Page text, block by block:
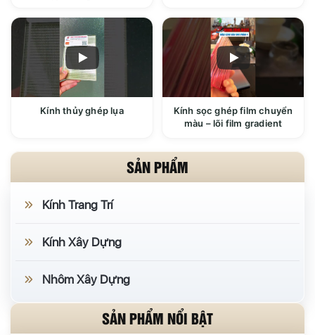
Kính thủy ghép lụa
Kính sọc ghép film chuyển
màu – lõi film gradient
SẢN PHẨM
Kính Trang Trí
Kính Xây Dựng
Nhôm Xây Dựng
SẢN PHẨM NỔI BẬT